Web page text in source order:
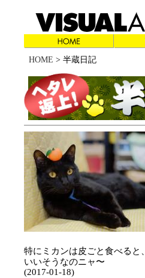
HOME > 半蔵日記
特にミカンは皮ごと食べると
いいそうなのニャ〜
(2017-01-18)